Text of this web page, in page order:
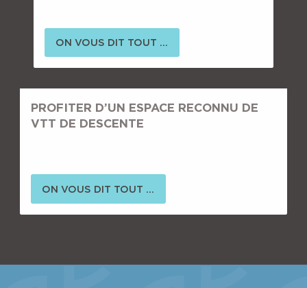
ON VOUS DIT TOUT ...
PROFITER D’UN ESPACE RECONNU DE
VTT DE DESCENTE
ON VOUS DIT TOUT ...